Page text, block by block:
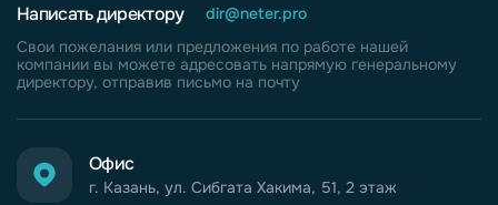
Офис
г. Казань, ул. Сибгата Хакима, 51, 2 этаж
Написать директору
dir@neter.pro
Свои пожелания или предложения по работе нашей
компании вы можете адресовать напрямую генеральному
директору, отправив письмо на почту